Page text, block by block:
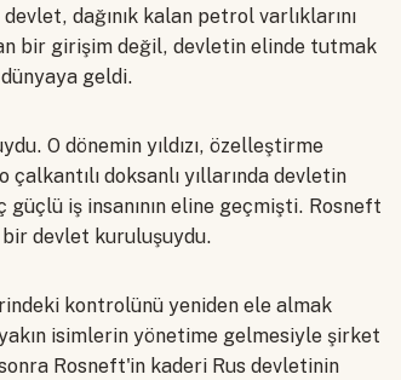
dağınık kalan petrol varlıklarını
bir girişim değil, devletin elinde tutmak
geldi.
O dönemin yıldızı, özelleştirme
doksanlı yıllarında devletin
iş insanının eline geçmişti. Rosneft
devlet kuruluşuydu.
kontrolünü yeniden ele almak
isimlerin yönetime gelmesiyle şirket
Rosneft'in kaderi Rus devletinin